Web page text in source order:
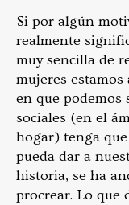
Si por algún
realmente
muy sencilla de
mujeres
en que podemos
sociales (en el
hogar) tenga
pueda dar a
historia, se ha
procrear. Lo que